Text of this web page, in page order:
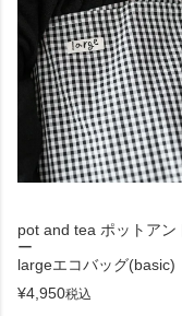
pot and tea ポットアン
ー
largeエコバッグ(basic)
¥4,950税込